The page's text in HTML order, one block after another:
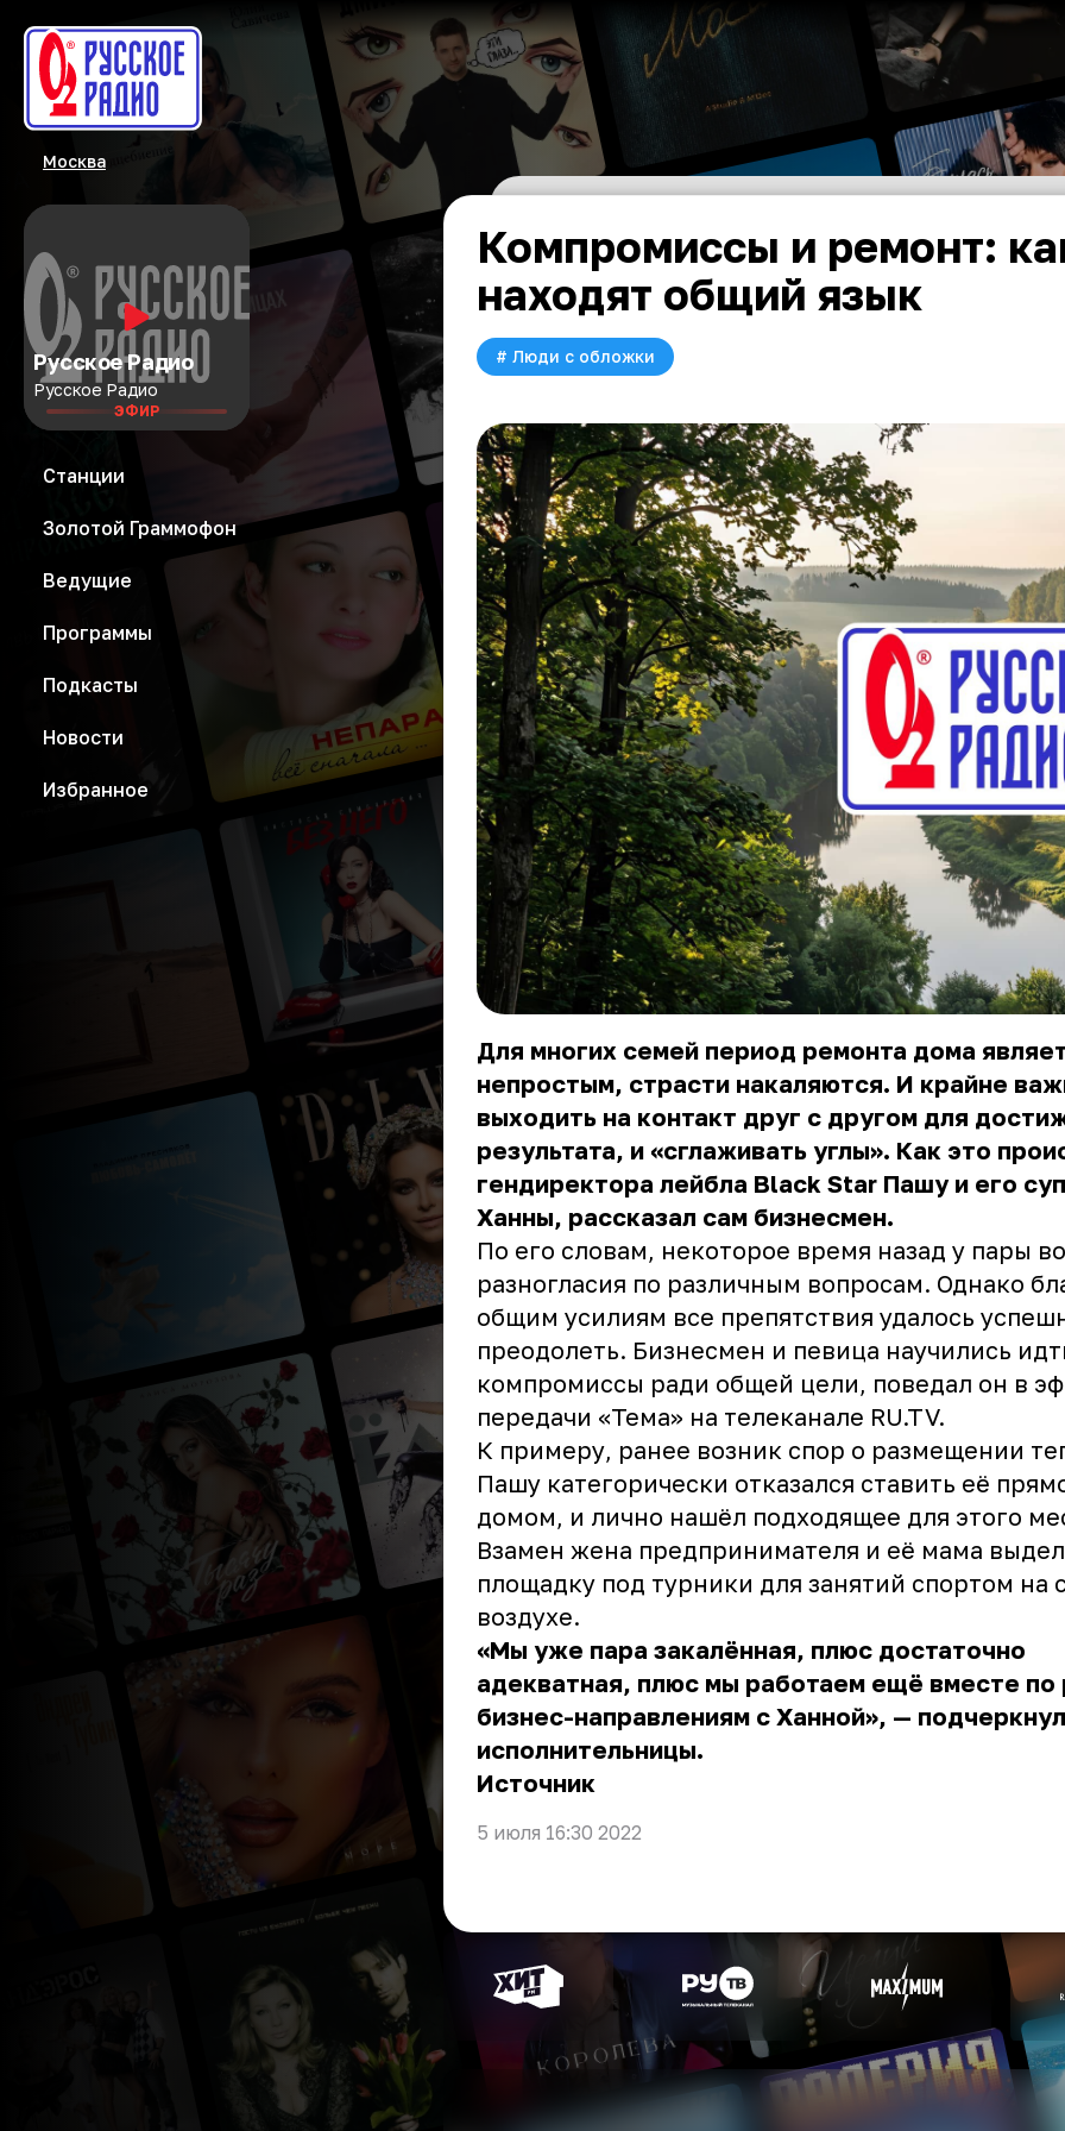
Москва
Русское Радио
Русское Радио
ЭФИР
Станции
Золотой Граммофон
Ведущие
Программы
Подкасты
Новости
Избранное
Компромиссы и ремонт:
находят общий язык
# Люди с обложки
Для многих семей период ремонта дома
непростым, страсти накаляются. И крайне
выходить на контакт друг с другом для
результата, и «сглаживать углы». Как это
гендиректора лейбла Black Star Пашу и его
Ханны, рассказал сам бизнесмен.
По его словам, некоторое время назад у пары
разногласия по различным вопросам. Однако
общим усилиям все препятствия удалось
преодолеть. Бизнесмен и певица научились
компромиссы ради общей цели, поведал он в
передачи «Тема» на телеканале RU.TV.
К примеру, ранее возник спор о размещении
Пашу категорически отказался ставить её
домом, и лично нашёл подходящее для этого
Взамен жена предпринимателя и её мама
площадку под турники для занятий спортом на
воздухе.
«Мы уже пара закалённая, плюс достаточно
адекватная, плюс мы работаем ещё вместе по
бизнес-направлениям с Ханной», —
исполнительницы.
Источник
5 июля 16:30 2022